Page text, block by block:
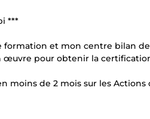
***
et mon centre bilan
œuvre pour obtenir la
moins de 2 mois sur les